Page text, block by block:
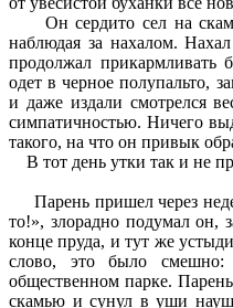
Он сердито сел на
наблюдая за нахалом.
продолжал
одет в черное полупальто,
и даже издали смотрелся
симпатичностью. Ничего
такого, на что он привык
В тот день утки так и не
Парень пришел через
то!», злорадно подумал он,
конце пруда, и тут же
слово, это было смешно:
общественном парке.
скамью и сунул в уши